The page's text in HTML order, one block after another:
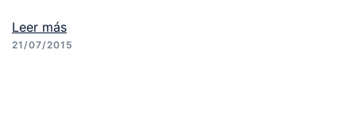
Leer más
21/07/2015